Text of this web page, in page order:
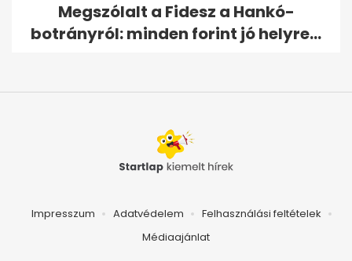
Megszólalt a Fidesz a Hankó-
botrányról: minden forint jó helyre...
Impresszum Adatvédelem
Felhasználási feltételek
Médiaajánlat